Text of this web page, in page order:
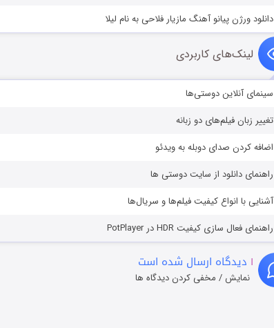
دانلود ورژن پیانو آهنگ مازیار فلاحی به نام لیلا
لینک‌های کاربردی
سینمای آنلاین دوستی‌ها
تغییر زبان فیلم‌های دو زبانه
اضافه کردن صدای دوبله به ویدئو
راهنمای دانلود از سایت دوستی ها
آشنایی با انواع کیفیت فیلم‌ها و سریال‌ها
راهنمای فعال سازی کیفیت HDR در PotPlayer
۱ دیدگاه ارسال شده است
نمایش / مخفی کردن دیدگاه ها